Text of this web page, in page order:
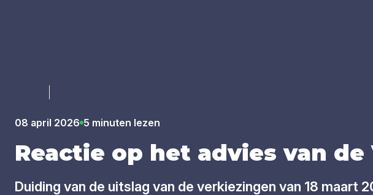
08 april 2026 5 minuten lezen
Reac­tie op het advies van
Duiding van de uitslag van de verkiezingen van 18 maart